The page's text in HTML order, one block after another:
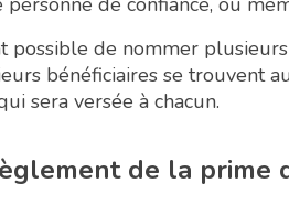
possible de nommer
bénéficiaires se trouvent
sera versée à chacun.
de la prime